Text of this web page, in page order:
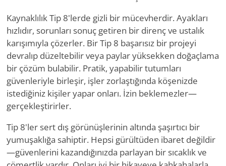
Kaynaklılık Tip 8'lerde gizli bir mücevherdir. Ayakları
hızlıdır, sorunları sonuç getiren bir direnç ve ustalık
karışımıyla çözerler. Bir Tip 8 başarısız bir projeyi
devralıp düzeltebilir veya paylar yüksekken doğaçlama
bir çözüm bulabilir. Pratik, yapabilir tutumları
güvenleriyle birleşir, işler zorlaştığında köşenizde
istediğiniz kişiler yapar onları. İzin beklemezler—
gerçekleştirirler.
Tip 8'ler sert dış görünüşlerinin altında şaşırtıcı bir
yumuşaklığa sahiptir. Hepsi gürültüden ibaret değildir
—güvenlerini kazandığınızda parlayan bir sıcaklık ve